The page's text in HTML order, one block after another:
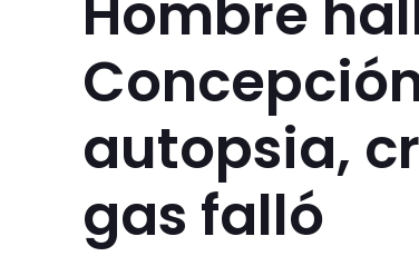
autopsia,
gas falló